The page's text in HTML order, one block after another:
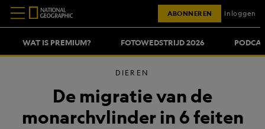
WAT IS PREMIUM? FOTOWEDSTRIJD 2026
ABONNEREN Inloggen
DIEREN
De migratie van de
monarchvlinder in 6 feiten